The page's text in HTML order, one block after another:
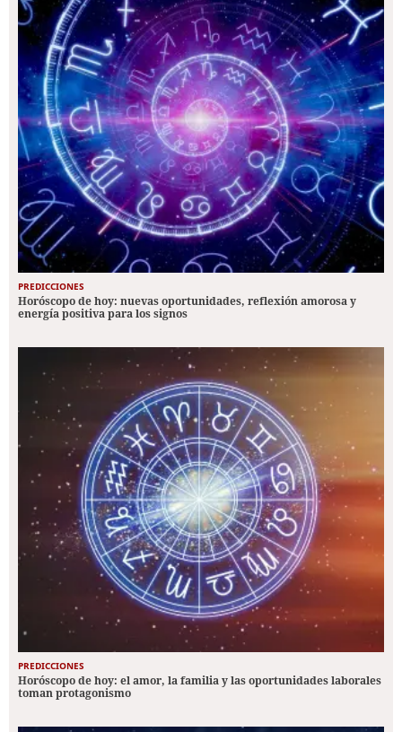
PREDICCIONES
Horóscopo de hoy: nuevas oportunidades, reflexión amorosa y
energía positiva para los signos
PREDICCIONES
Horóscopo de hoy: el amor, la familia y las oportunidades laborales
toman protagonismo